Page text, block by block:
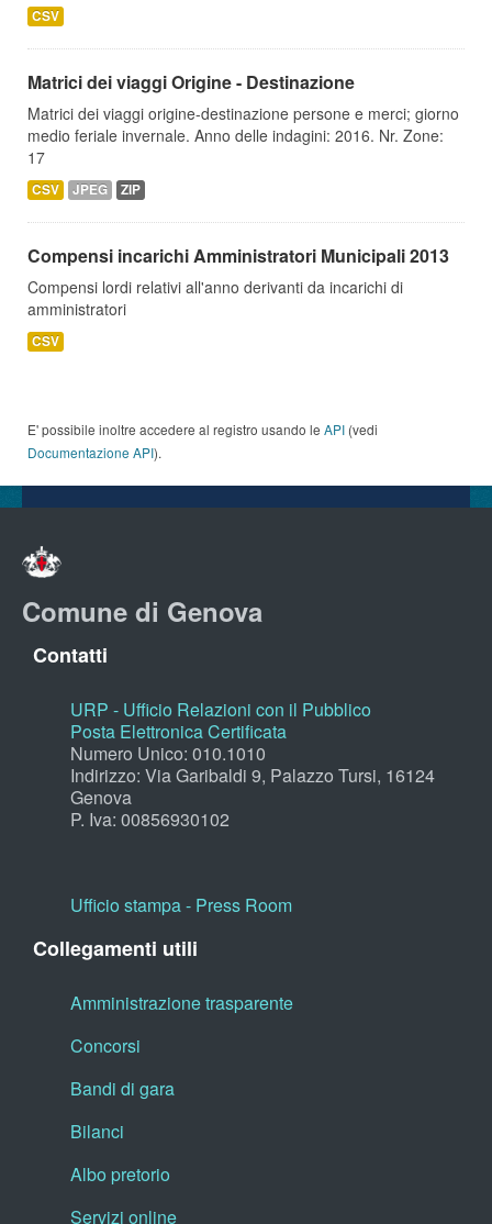
CSV
Matrici dei viaggi Origine - Destinazione
Matrici dei viaggi origine-destinazione persone e merci; giorno
medio feriale invernale. Anno delle indagini: 2016. Nr. Zone:
17
CSV JPEG ZIP
Compensi incarichi Amministratori Municipali 2013
Compensi lordi relativi all'anno derivanti da incarichi di
amministratori
CSV
E' possibile inoltre accedere al registro usando le API (vedi
Documentazione API).
Comune di Genova
Contatti
URP - Ufficio Relazioni con il Pubblico
Posta Elettronica Certificata
Numero Unico: 010.1010
Indirizzo: Via Garibaldi 9, Palazzo Tursi, 16124
Genova
P. Iva: 00856930102
Ufficio stampa - Press Room
Collegamenti utili
Amministrazione trasparente
Concorsi
Bandi di gara
Bilanci
Albo pretorio
Servizi online